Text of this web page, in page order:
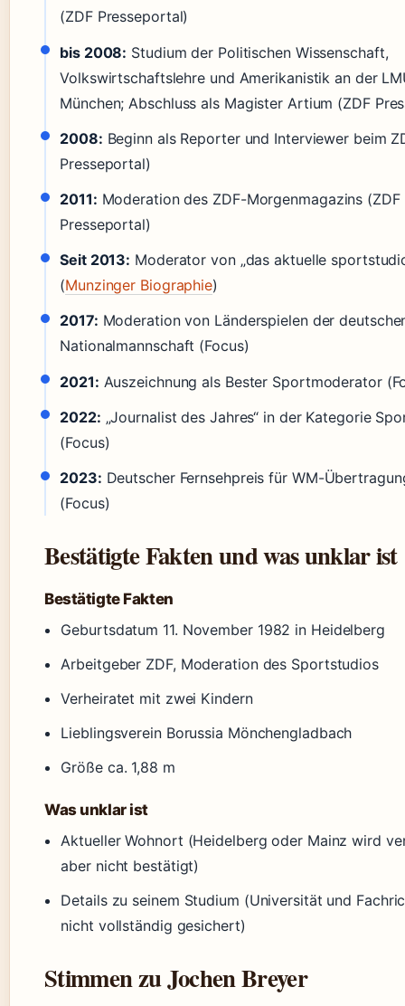
(ZDF Presseportal)
bis 2008: Studium der Politischen Wissenschaft,
Volkswirtschaftslehre und Amerikanistik an der
München; Abschluss als Magister Artium (ZDF
2008: Beginn als Reporter und Interviewer beim
Presseportal)
2011: Moderation des ZDF-Morgenmagazins (ZDF
Presseportal)
Seit 2013: Moderator von „das aktuelle
(Munzinger Biographie)
2017: Moderation von Länderspielen der
Nationalmannschaft (Focus)
2021: Auszeichnung als Bester Sportmoderator
2022: „Journalist des Jahres“ in der Kategorie
(Focus)
2023: Deutscher Fernsehpreis für WM-
(Focus)
Bestätigte Fakten und was unklar ist
Bestätigte Fakten
Geburtsdatum 11. November 1982 in Heidelberg
Arbeitgeber ZDF, Moderation des Sportstudios
Verheiratet mit zwei Kindern
Lieblingsverein Borussia Mönchengladbach
Größe ca. 1,88 m
Was unklar ist
Aktueller Wohnort (Heidelberg oder Mainz wird
aber nicht bestätigt)
Details zu seinem Studium (Universität und
nicht vollständig gesichert)
Stimmen zu Jochen Breyer